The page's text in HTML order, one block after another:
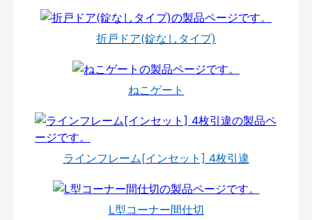
折戸ドア(錠なしタイプ)
ねこゲート
ラインフレーム[インセット] 4枚引違
L型コーナー間仕切